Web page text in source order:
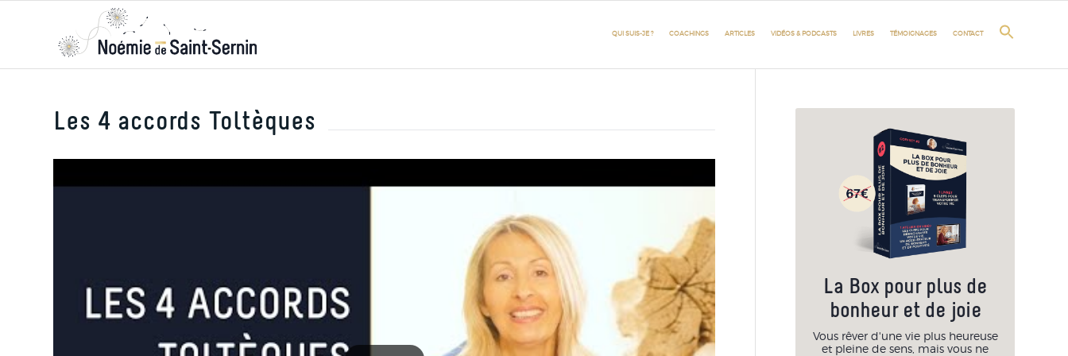
QUI SUIS-JE ? COACHINGS ARTICLES VIDÉOS & PODCASTS LIVRES TÉMOIGNAGES CONTACT
Les 4 accords Toltèques
La Box pour plus de
bonheur et de joie
Vous rêver d'une vie plus heureuse
et pleine de sens, mais vous ne